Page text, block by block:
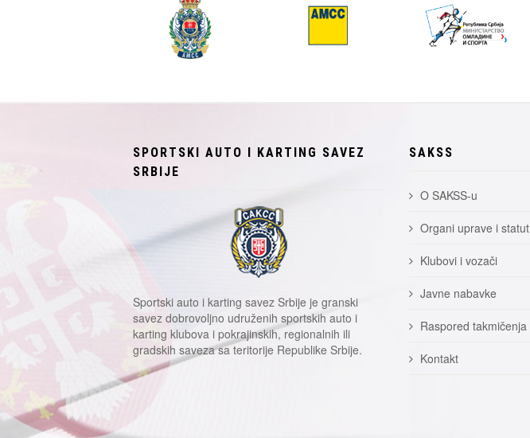
SPORTSKI AUTO I KARTING SAVEZ
SRBIJE
Sportski auto i karting savez Srbije je granski
savez dobrovoljno udruženih sportskih auto i
karting klubova i pokrajinskih, regionalnih ili
gradskih saveza sa teritorije Republike Srbije.
SAKSS
O SAKSS-u
Organi uprave i statut
Klubovi i vozači
Javne nabavke
Raspored takmičenja
Kontakt